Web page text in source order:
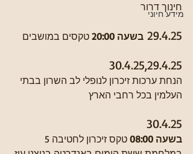
מידע חיוני
חינוך דרור
29.4.25 בשעה 20:00 טקסים במושבים
30.4.25,29.4.25
הנחת ערכות זיכרון לנופלי לב השרון בבתי
העלמין בכל רחבי הארץ
30.4.25
בשעה 08:00